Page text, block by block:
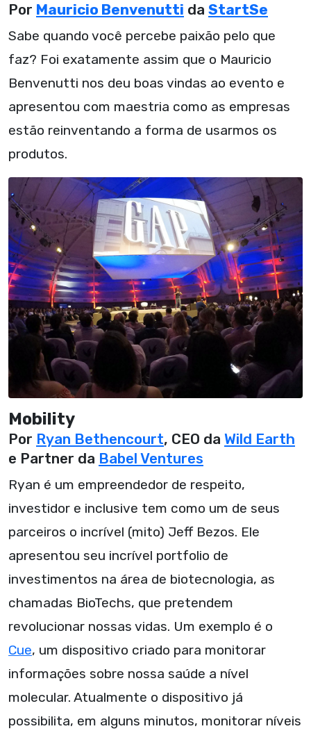
Por Mauricio Benvenutti da StartSe
Sabe quando você percebe paixão pelo que
faz? Foi exatamente assim que o Mauricio
Benvenutti nos deu boas vindas ao evento e
apresentou com maestria como as empresas
estão reinventando a forma de usarmos os
produtos.
Mobility
Por Ryan Bethencourt, CEO da Wild Earth
e Partner da Babel Ventures
Ryan é um empreendedor de respeito,
investidor e inclusive tem como um de seus
parceiros o incrível (mito) Jeff Bezos. Ele
apresentou seu incrível portfolio de
investimentos na área de biotecnologia, as
chamadas BioTechs, que pretendem
revolucionar nossas vidas. Um exemplo é o
Cue, um dispositivo criado para monitorar
informações sobre nossa saúde a nível
molecular. Atualmente o dispositivo já
possibilita, em alguns minutos, monitorar níveis